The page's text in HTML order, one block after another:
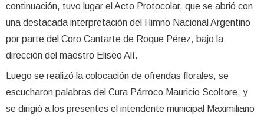
continuación, tuvo lugar el Acto Protocolar, que se abrió con
una destacada interpretación del Himno Nacional Argentino
por parte del Coro Cantarte de Roque Pérez, bajo la
dirección del maestro Eliseo Alí.
Luego se realizó la colocación de ofrendas florales, se
escucharon palabras del Cura Párroco Mauricio Scoltore, y
se dirigió a los presentes el intendente municipal Maximiliano